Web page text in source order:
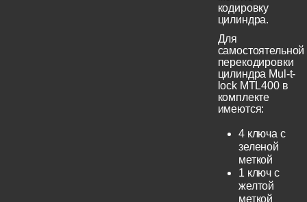
кодировку
цилиндра.
Для
самостоятельной
перекодировки
цилиндра Mul-t-
lock MTL400 в
комплекте
имеются:
4 ключа с
зеленой
меткой
1 ключ с
желтой
меткой